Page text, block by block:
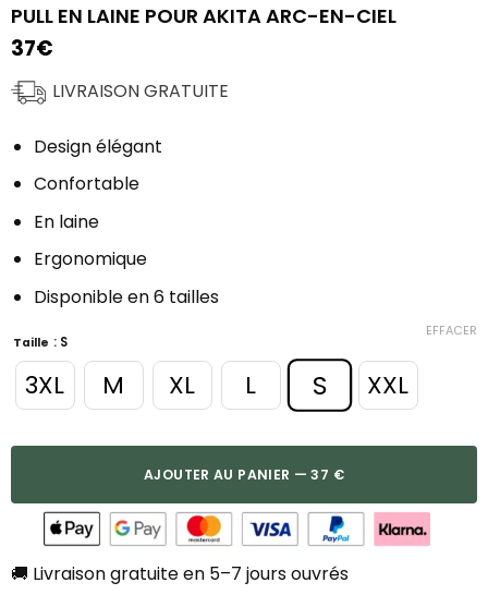
PULL EN LAINE POUR AKITA ARC-EN-CIEL
37€
LIVRAISON GRATUITE
Design élégant
Confortable
En laine
Ergonomique
Disponible en 6 tailles
Taille : S
3XL M XL L S XXL
EFFACER
AJOUTER AU PANIER — 37 €
🚚 Livraison gratuite en 5–7 jours ouvrés